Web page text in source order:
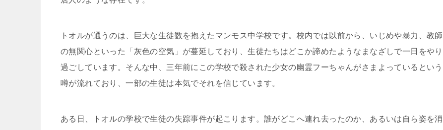
トオルが通うのは、巨大な生徒数を抱えたマンモス中学校です。校内では以前から、いじめや暴力、教師
の無関心といった「灰色の空気」が蔓延しており、生徒たちはどこか諦めたようなまなざしで一日をやり
過ごしています。そんな中、三年前にこの学校で殺された少女の幽霊フーちゃんがさまよっているという
噂が流れており、一部の生徒は本気でそれを信じています。
ある日、トオルの学校で生徒の失踪事件が起こります。誰がどこへ連れ去ったのか、あるいは自ら姿を消